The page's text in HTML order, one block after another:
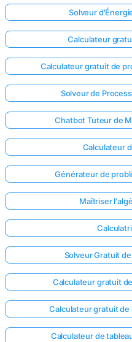
Solveur
Calculateur
Calculateur gratuit de
Solveur de
Chatbot Tuteur de
Calculateur
Générateur de
Maîtriser
Solveur Gratuit
Calculateur gratuit
Calculateur gratuit
Calculateur de